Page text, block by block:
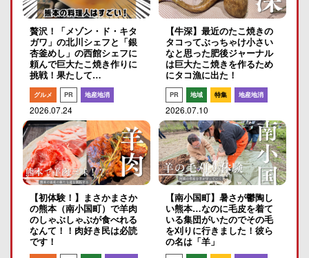
贅沢！「メゾン・ド・キタ
ガワ」の北川シェフと「銀
杏釜めし」の西館シェフに
頼んで巨大たこ焼き作りに
挑戦！果たして…
グルメ PR 地産地消
2026.07.24
【牛深】最近のたこ焼きの
タコってぶっちゃけ小さい
なと思った肥後ジャーナル
は巨大たこ焼きを作るため
にタコ漁に出た！
PR 地域 特集 地産地消
2026.07.10
【初体験！】まさかまさか
の熊本（南小国町）で羊肉
のしゃぶしゃぶが食べれる
なんて！！肉好き民は必読
です！
【南小国町】暑さが鬱陶し
い熊本…なのに毛皮を着て
いる集団がいたのでその毛
を刈りに行きました！彼ら
の名は「羊」